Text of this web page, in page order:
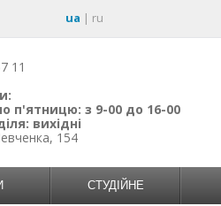
ua | ru
11
п'ятницю: з 9-00 до 16-00
вихідні
154
СТУДІЙНЕ